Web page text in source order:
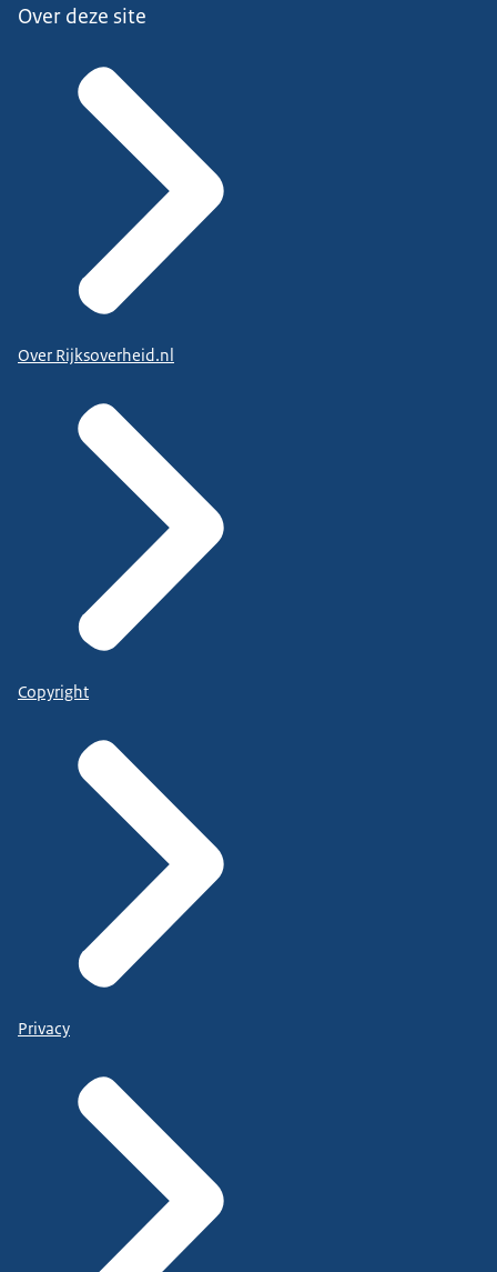
Over deze site
Over Rijksoverheid.nl
Copyright
Privacy